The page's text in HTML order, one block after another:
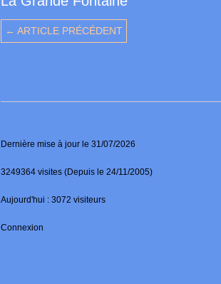
← ARTICLE PRÉCÉDENT
Dernière mise à jour le 31/07/2026
3249364 visites (Depuis le 24/11/2005)
Aujourd'hui : 3072 visiteurs
Connexion